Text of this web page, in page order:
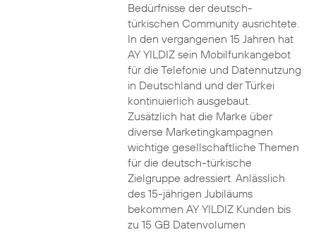
Bedürfnisse der deutsch-
türkischen Community ausrichtete.
In den vergangenen 15 Jahren hat
AY YILDIZ sein Mobilfunkangebot
für die Telefonie und Datennutzung
in Deutschland und der Türkei
kontinuierlich ausgebaut.
Zusätzlich hat die Marke über
diverse Marketingkampagnen
wichtige gesellschaftliche Themen
für die deutsch-türkische
Zielgruppe adressiert. Anlässlich
des 15-jährigen Jubiläums
bekommen AY YILDIZ Kunden bis
zu 15 GB Datenvolumen